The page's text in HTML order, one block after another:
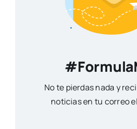
No te pierdas nada y
noticias en tu correo